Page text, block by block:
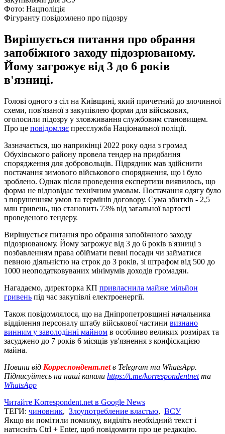
Фото: Нацполіція
Фігуранту повідомлено про підозру
Вирішується питання про обрання
запобіжного заходу підозрюваному.
Йому загрожує від 3 до 6 років
в'язниці.
Голові одного з сіл на Київщині, який причетний до злочинної
схеми, пов'язаної з закупівлею форми для військових,
оголосили підозру у зловживання службовим становищем.
Про це повідомляє пресслужба Національної поліції.
Зазначається, що наприкінці 2022 року одна з громад
Обухівського району провела тендер на придбання
спорядження для добровольців. Підрядник мав здійснити
постачання зимового військового спорядження, що і було
зроблено. Однак після проведення експертизи виявилось, що
форма не відповідає технічним умовам. Постачання одягу було
з порушенням умов та термінів договору. Сума збитків - 2,5
млн гривень, що становить 73% від загальної вартості
проведеного тендеру.
Вирішується питання про обрання запобіжного заходу
підозрюваному. Йому загрожує від 3 до 6 років в'язниці з
позбавленням права обіймати певні посади чи займатися
певною діяльністю на строк до 3 років, зі штрафом від 500 до
1000 неоподатковуваних мінімумів доходів громадян.
Нагадаємо, директорка КП привласнила майже мільйон
гривень під час закупівлі електроенергії.
Також повідомлялося, що на Дніпропетровщині начальника
відділення персоналу штабу військової частини визнано
винним у заволодінні майном в особливо великих розмірах та
засуджено до 7 років 6 місяців ув'язнення з конфіскацією
майна.
Новини від Корреспондент.netв Telegram та WhatsApp.
Підписуйтесь на наші канали https://t.me/korrespondentnetта
WhatsApp
Читайте Korrespondent.net в Google News
ТЕГИ: чиновник, Злоупотребление властью, ВСУ
Якщо ви помітили помилку, виділіть необхідний текст і
натисніть Ctrl + Enter, щоб повідомити про це редакцію.